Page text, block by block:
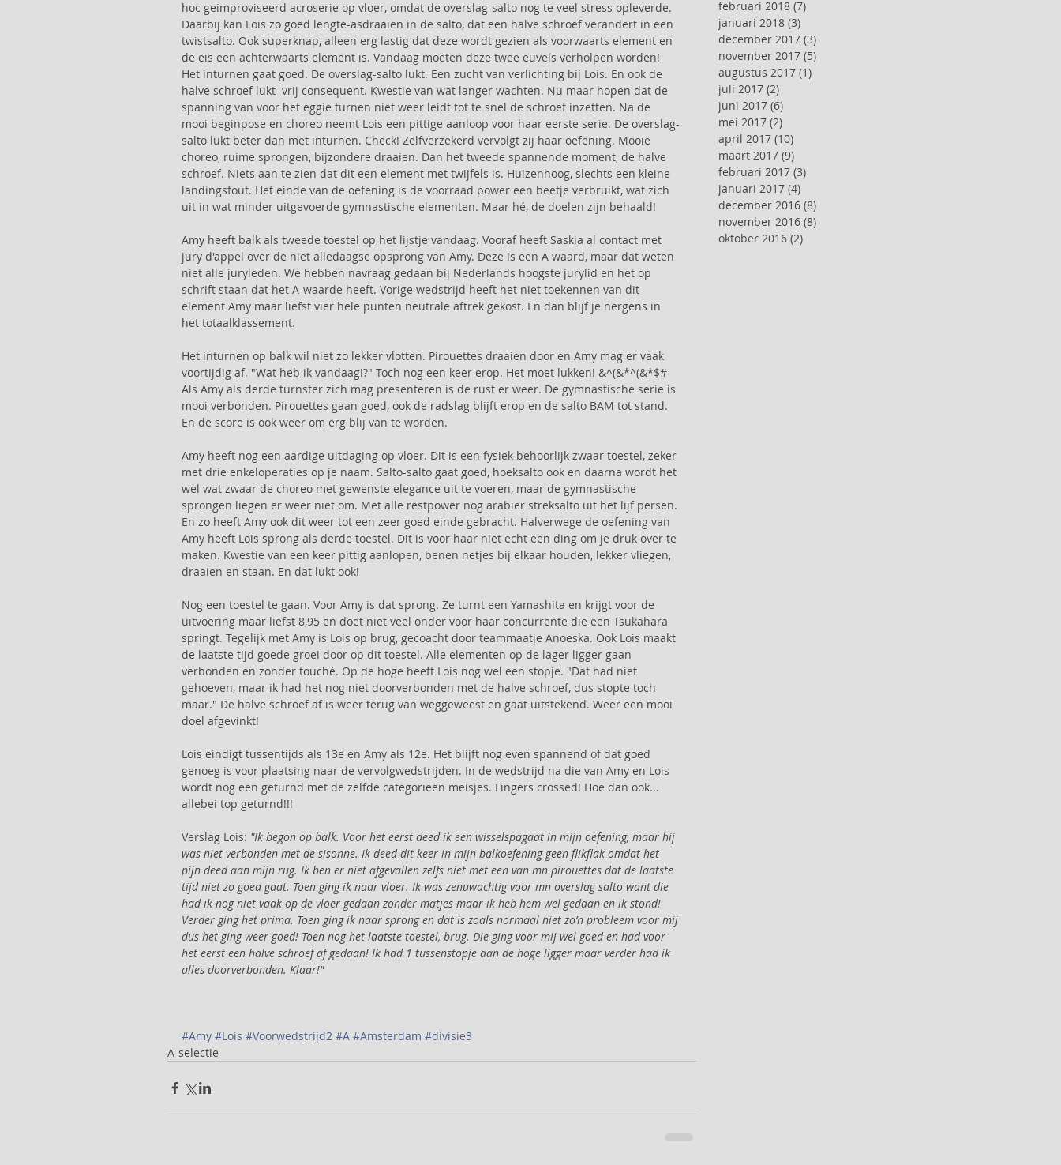
hoc geimproviseerd acroserie op vloer, omdat de overslag-salto nog te veel stress opleverde.
Daarbij kan Lois zo goed lengte-asdraaien in de salto, dat een halve schroef verandert in een
twistsalto. Ook superknap, alleen erg lastig dat deze wordt gezien als voorwaarts element en
de eis een achterwaarts element is. Vandaag moeten deze twee euvels verholpen worden!
Het inturnen gaat goed. De overslag-salto lukt. Een zucht van verlichting bij Lois. En ook de
halve schroef lukt  vrij consequent. Kwestie van wat langer wachten. Nu maar hopen dat de
spanning van voor het eggie turnen niet weer leidt tot te snel de schroef inzetten. Na de
mooi beginpose en choreo neemt Lois een pittige aanloop voor haar eerste serie. De overslag-
salto lukt beter dan met inturnen. Check! Zelfverzekerd vervolgt zij haar oefening. Mooie
choreo, ruime sprongen, bijzondere draaien. Dan het tweede spannende moment, de halve
schroef. Niets aan te zien dat dit een element met twijfels is. Huizenhoog, slechts een kleine
landingsfout. Het einde van de oefening is de voorraad power een beetje verbruikt, wat zich
uit in wat minder uitgevoerde gymnastische elementen. Maar hé, de doelen zijn behaald!
Amy heeft balk als tweede toestel op het lijstje vandaag. Vooraf heeft Saskia al contact met
jury d'appel over de niet alledaagse opsprong van Amy. Deze is een A waard, maar dat weten
niet alle juryleden. We hebben navraag gedaan bij Nederlands hoogste jurylid en het op
schrift staan dat het A-waarde heeft. Vorige wedstrijd heeft het niet toekennen van dit
element Amy maar liefst vier hele punten neutrale aftrek gekost. En dan blijf je nergens in
het totaalklassement.
Het inturnen op balk wil niet zo lekker vlotten. Pirouettes draaien door en Amy mag er vaak
voortijdig af. "Wat heb ik vandaag!?" Toch nog een keer erop. Het moet lukken! &^(&*^(&*$#
Als Amy als derde turnster zich mag presenteren is de rust er weer. De gymnastische serie is
mooi verbonden. Pirouettes gaan goed, ook de radslag blijft erop en de salto BAM tot stand.
En de score is ook weer om erg blij van te worden.
Amy heeft nog een aardige uitdaging op vloer. Dit is een fysiek behoorlijk zwaar toestel, zeker
met drie enkeloperaties op je naam. Salto-salto gaat goed, hoeksalto ook en daarna wordt het
wel wat zwaar de choreo met gewenste elegance uit te voeren, maar de gymnastische
sprongen liegen er weer niet om. Met alle restpower nog arabier streksalto uit het lijf persen.
En zo heeft Amy ook dit weer tot een zeer goed einde gebracht. Halverwege de oefening van
Amy heeft Lois sprong als derde toestel. Dit is voor haar niet echt een ding om je druk over te
maken. Kwestie van een keer pittig aanlopen, benen netjes bij elkaar houden, lekker vliegen,
draaien en staan. En dat lukt ook!
Nog een toestel te gaan. Voor Amy is dat sprong. Ze turnt een Yamashita en krijgt voor de
uitvoering maar liefst 8,95 en doet niet veel onder voor haar concurrente die een Tsukahara
springt. Tegelijk met Amy is Lois op brug, gecoacht door teammaatje Anoeska. Ook Lois maakt
de laatste tijd goede groei door op dit toestel. Alle elementen op de lager ligger gaan
verbonden en zonder touché. Op de hoge heeft Lois nog wel een stopje. "Dat had niet
gehoeven, maar ik had het nog niet doorverbonden met de halve schroef, dus stopte toch
maar." De halve schroef af is weer terug van weggeweest en gaat uitstekend. Weer een mooi
doel afgevinkt!
Lois eindigt tussentijds als 13e en Amy als 12e. Het blijft nog even spannend of dat goed
genoeg is voor plaatsing naar de vervolgwedstrijden. In de wedstrijd na die van Amy en Lois
wordt nog een geturnd met de zelfde categorieën meisjes. Fingers crossed! Hoe dan ook...
allebei top geturnd!!!
Verslag Lois: "Ik begon op balk. Voor het eerst deed ik een wisselspagaat in mijn oefening, maar hij
was niet verbonden met de sisonne. Ik deed dit keer in mijn balkoefening geen flikflak omdat het
pijn deed aan mijn rug. Ik ben er niet afgevallen zelfs niet met een van mn pirouettes dat de laatste
tijd niet zo goed gaat. Toen ging ik naar vloer. Ik was zenuwachtig voor mn overslag salto want die
had ik nog niet vaak op de vloer gedaan zonder matjes maar ik heb hem wel gedaan en ik stond!
Verder ging het prima. Toen ging ik naar sprong en dat is zoals normaal niet zo’n probleem voor mij
dus het ging weer goed! Toen nog het laatste toestel, brug. Die ging voor mij wel goed en had voor
het eerst een halve schroef af gedaan! Ik had 1 tussenstopje aan de hoge ligger maar verder had ik
alles doorverbonden. Klaar!"
#Amy #Lois #Voorwedstrijd2 #A #Amsterdam #divisie3
A-selectie
februari 2018 (7)
januari 2018 (3)
december 2017 (3)
november 2017 (5)
augustus 2017 (1)
juli 2017 (2)
juni 2017 (6)
mei 2017 (2)
april 2017 (10)
maart 2017 (9)
februari 2017 (3)
januari 2017 (4)
december 2016 (8)
november 2016 (8)
oktober 2016 (2)